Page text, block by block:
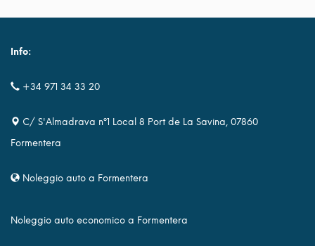
Info:
+34 971 34 33 20
C/ S'Almadrava nº1 Local 8 Port de La Savina, 07860
Formentera
Noleggio auto a Formentera
Noleggio auto economico a Formentera